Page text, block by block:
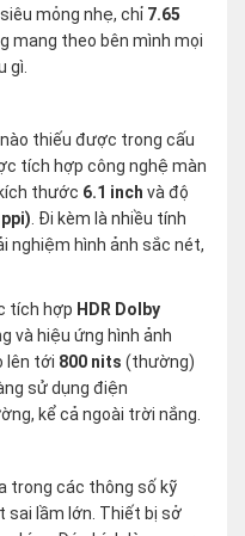
mỏng nhẹ, chỉ 7.65
mang theo bên mình mọi
gì.
thiếu được trong cấu
tích hợp công nghệ màn
thước 6.1 inch và độ
. Đi kèm là nhiều tính
nghiệm hình ảnh sắc nét,
tích hợp HDR Dolby
và hiệu ứng hình ảnh
lên tới 800 nits (thường)
sử dụng điện
kể cả ngoài trời nắng.
trong các thông số kỹ
sai lầm lớn. Thiết bị sở